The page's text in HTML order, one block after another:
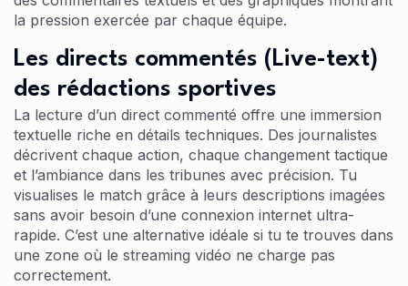
la pression exercée par chaque équipe.
Les directs commentés (Live-text)
des rédactions sportives
La lecture d’un direct commenté offre une immersion
textuelle riche en détails techniques. Des journalistes
décrivent chaque action, chaque changement tactique
et l’ambiance dans les tribunes avec précision. Tu
visualises le match grâce à leurs descriptions imagées
sans avoir besoin d’une connexion internet ultra-
rapide. C’est une alternative idéale si tu te trouves dans
une zone où le streaming vidéo ne charge pas
correctement.